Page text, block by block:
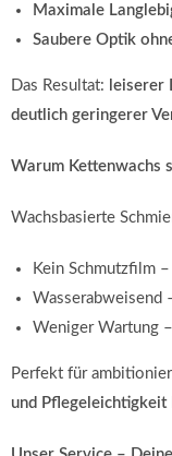
Maximale
Saubere Optik
Das Resultat: leiserer
deutlich geringerer
Warum Kettenwachs
Wachsbasierte
Kein Schmutzfilm
Wasserabweisend
Weniger Wartung
Perfekt für
und Pflegeleichtigkeit